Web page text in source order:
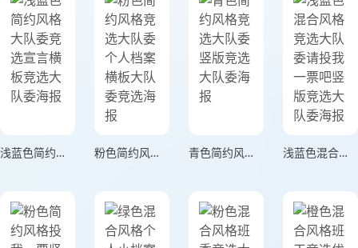
浅蓝色简约风格大队委竞选宣言横板竞选大队委海报 粉色简约风格竞选大队委个人档案横板大队委竞选海报 青色简约风格竞选大队委竖版竞选大队委海报 浅蓝色混合风格竞选大队委请投我一票吧竖版竞选大队委海报